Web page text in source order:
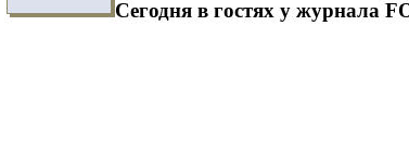
Сегодня в гостях у журнала